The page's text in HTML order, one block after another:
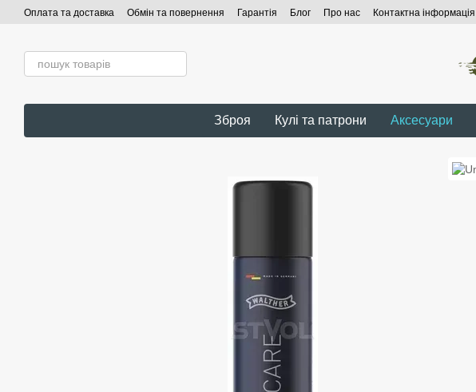
Перейти до основного контенту
Оплата та доставка Обмін та повернення Гарантія Блог Про нас Контактна інформація
Зброя Кулі та патрони Аксесуари